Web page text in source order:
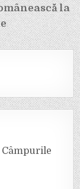
la
Câmpurile